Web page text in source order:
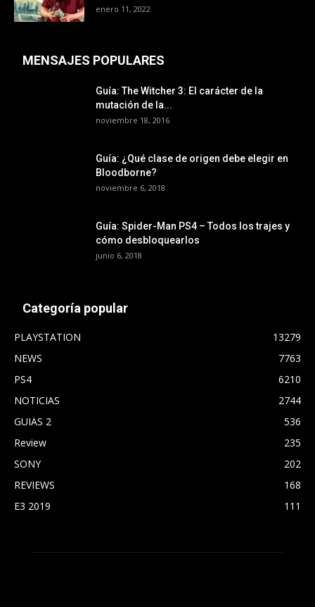
enero 11, 2022
MENSAJES POPULARES
Guía: The Witcher 3: El carácter de la
mutación de la...
noviembre 18, 2016
Guía: ¿Qué clase de origen debe elegir en
Bloodborne?
noviembre 6, 2018
Guía: Spider-Man PS4 – Todos los trajes y
cómo desbloquearlos
junio 6, 2018
Categoría popular
PLAYSTATION
13279
NEWS
7763
PS4
6210
NOTICIAS
2744
GUIAS 2
536
Review
235
SONY
202
REVIEWS
168
E3 2019
111